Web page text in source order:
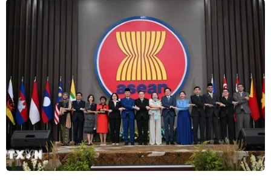
07/08/2026 15:21
Chuyên gia quốc tế đánh giá tích cực
về tiền đồng của Việt Nam
07/08/2026 12:46
Phép thử sức chống chịu của kinh tế
ASEAN